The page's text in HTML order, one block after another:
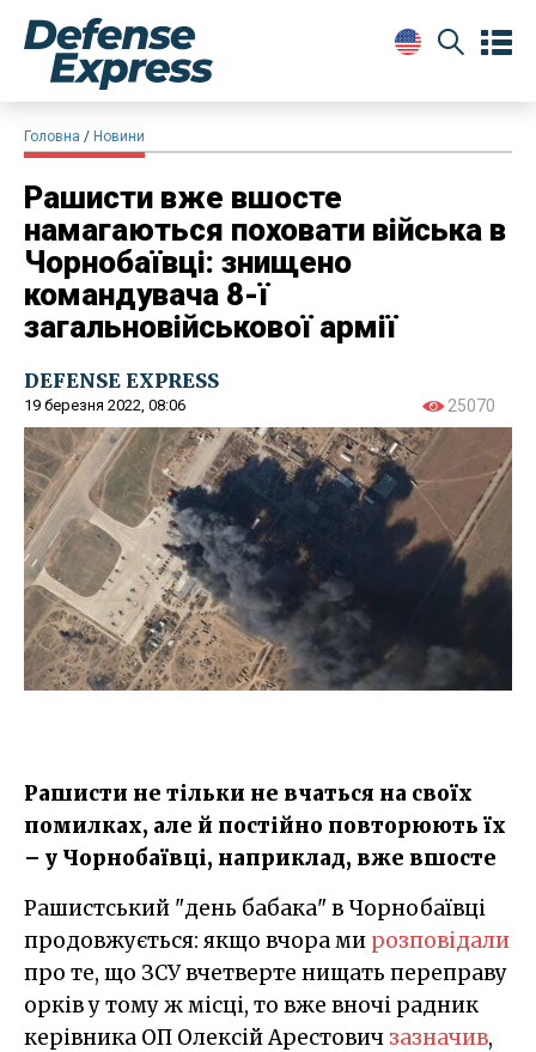
Головна Новини
Рашисти вже вшосте
намагаються поховати війська в
Чорнобаївці: знищено
командувача 8-ї
загальновійськової армії
DEFENSE EXPRESS
19 березня 2022, 08:06 25070
Рашисти не тільки не вчаться на своїх
помилках, але й постійно повторюють їх
– у Чорнобаївці, наприклад, вже вшосте
Рашистський "день бабака" в Чорнобаївці
продовжується: якщо вчора ми розповідали
про те, що ЗСУ вчетверте нищать переправу
орків у тому ж місці, то вже вночі радник
керівника ОП Олексій Арестович зазначив,